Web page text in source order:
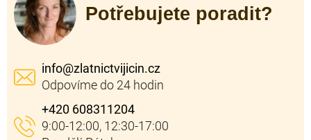
Potřebujete poradit?
info@zlatnictvijicin.cz
+420 608311204